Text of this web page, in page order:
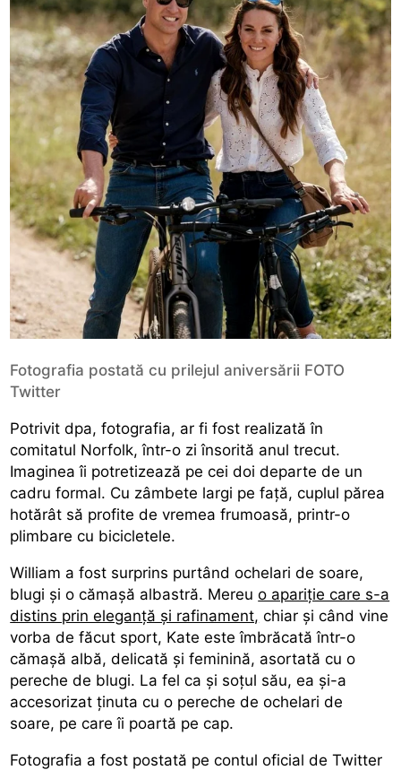
Fotografia postată cu prilejul aniversării FOTO
Twitter
Potrivit dpa, fotografia, ar fi fost realizată în
comitatul Norfolk, într-o zi însorită anul trecut.
Imaginea îi potretizează pe cei doi departe de un
cadru formal. Cu zâmbete largi pe față, cuplul părea
hotărât să profite de vremea frumoasă, printr-o
plimbare cu bicicletele.
William a fost surprins purtând ochelari de soare,
blugi şi o cămaşă albastră. Mereuo apariție care s-a
distins prin eleganță și rafinament, chiar și când vine
vorba de făcut sport, Kate este îmbrăcată într-o
cămaşă albă, delicată și feminină, asortată cu o
pereche de blugi. La fel ca și soțul său, ea și-a
accesorizat ținuta cu o pereche de ochelari de
soare, pe care îi poartă pe cap.
Fotografia a fost postată pe contul oficial de Twitter